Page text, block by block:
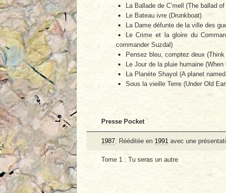
La Ballade de C’mell (The ballad of
Le Bateau ivre (Drunkboat)
La Dame défunte de la ville des
Le Crime et la gloire du
commander Suzdal)
Pensez bleu, comptez deux
Le Jour de la pluie humaine (When
La Planète Shayol (A planet
Sous la vieille Terre (Under Old
Presse Pocket
1987. Rééditée en 1991avec une
Tome 1 : Tu seras un autre